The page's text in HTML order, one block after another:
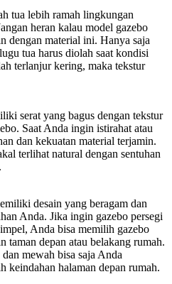
tua lebih ramah lingkungan
heran kalau model gazebo
dengan material ini. Hanya saja
tua harus diolah saat kondisi
terlanjur kering, maka tekstur
serat yang bagus dengan tekstur
Saat Anda ingin istirahat atau
dan kekuatan material terjamin.
terlihat natural dengan sentuhan
desain yang beragam dan
Anda. Jika ingin gazebo persegi
Anda bisa memilih gazebo
taman depan atau belakang rumah.
mewah bisa saja Anda
keindahan halaman depan rumah.